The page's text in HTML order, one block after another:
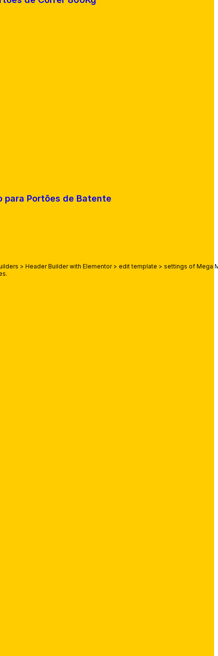
para Portões de Batente
> Header Builder with Elementor > edit template > settings of Mega